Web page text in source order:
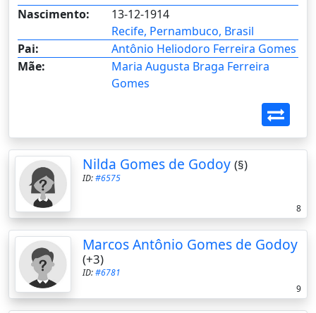
Nascimento:
13-12-1914
Recife, Pernambuco, Brasil
Pai:
Antônio Heliodoro Ferreira Gomes
Mãe:
Maria Augusta Braga Ferreira
Gomes
Nilda Gomes de Godoy (§)
ID:#6575
8
Marcos Antônio Gomes de Godoy
(+3)
ID:#6781
9